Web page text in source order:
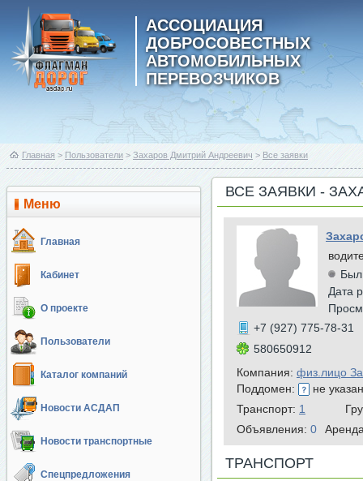
АССОЦИАЦИЯ
ДОБРОСОВЕСТНЫХ
АВТОМОБИЛЬНЫХ
ПЕРЕВОЗЧИКОВ
Главная > Пользователи > Захаров Дмитрий Андреевич > Все заявки
Меню
Главная
Кабинет
О проекте
Пользователи
Каталог компаний
Новости АСДАП
Новости транспортные
Спецпредложения
ВСЕ ЗАЯВКИ -
Был
Дата
+7 (927) 775-78-31
580650912
Компания: физ.лицо
Поддомен:
не
Транспорт: 1
Объявления: 0
ТРАНСПОРТ